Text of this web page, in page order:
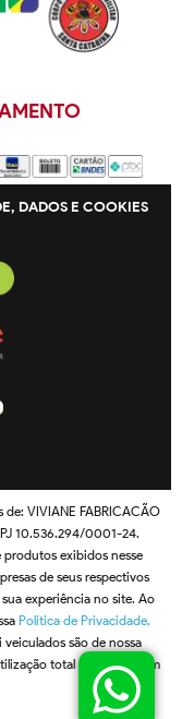
DADOS E COOKIES
VIVIANE FABRICACÃO
10.536.294/0001-24.
produtos exibidos nesse
de seus respectivos
experiência no site. Ao
Política de Privacidade,
são de nossa
total ou parcial sem